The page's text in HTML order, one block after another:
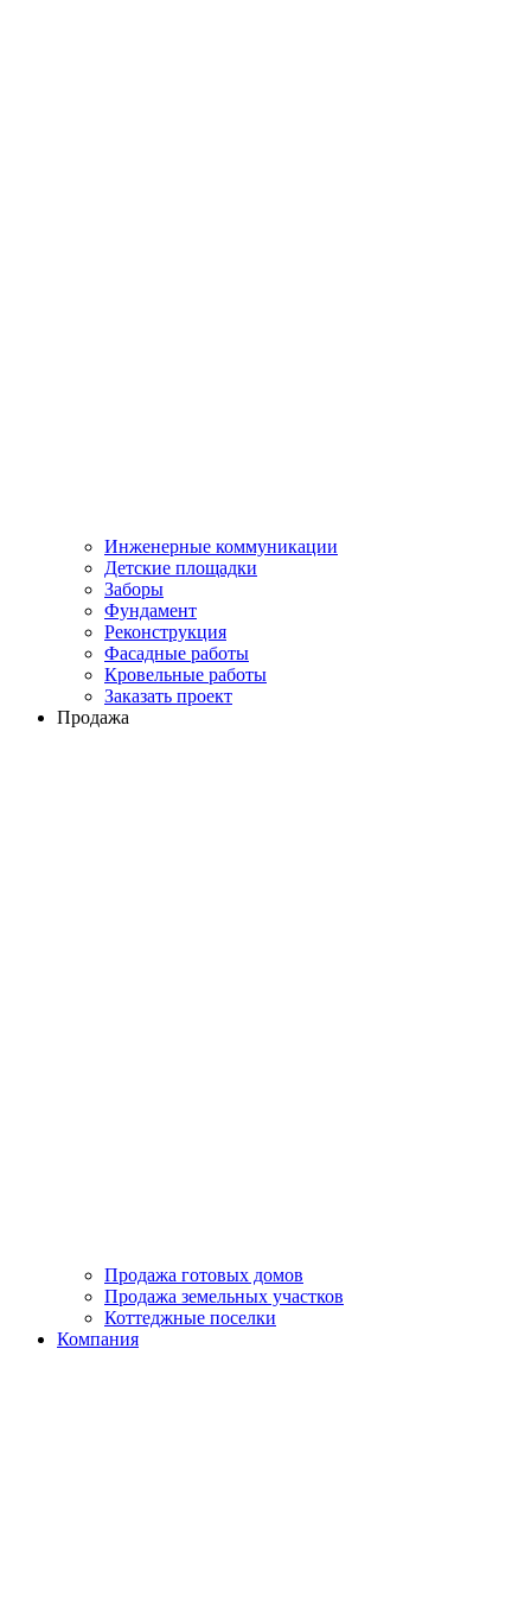
Инженерные коммуникации
Детские площадки
Заборы
Фундамент
Реконструкция
Фасадные работы
Кровельные работы
Заказать проект
Продажа
Продажа готовых домов
Продажа земельных участков
Коттеджные поселки
Компания